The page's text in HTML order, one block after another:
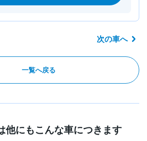
一覧へ戻る
次の車へ
他にもこんな車につきます